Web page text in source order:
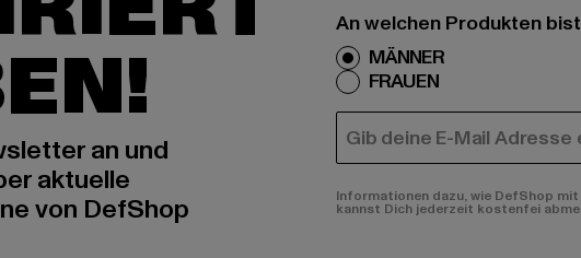
an und
aktuelle
von DefShop
An welchen Produkten
MÄNNER
FRAUEN
E-MAIL
Informationen dazu, wie DefShop
kannst Dich jederzeit kostenfei